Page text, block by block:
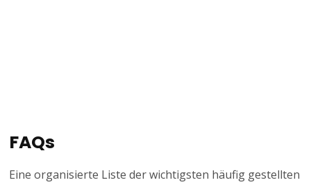
FAQs
Eine organisierte Liste der wichtigsten häufig gestellten